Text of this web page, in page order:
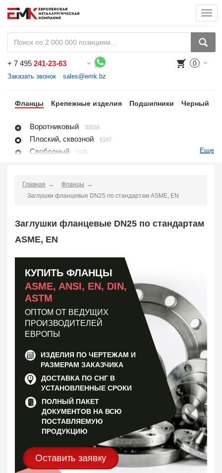
+ 7 495 241-23-63
Заказать звонок sales@emk.bz
0
Фланцы Крепежные изделия Подшипники Черный
Воротниковый 33558
Плоский, сквозной 5167
Свободный 1446
Резьбовой 1650
Воротниковый удлиненный
КОФ, ответный 4823
Отбортовка, втулка, кольцо
Еще
Главная
Фланцы
Заглушки фланцевые DN25 по стандартам ASME, EN
Заглушки фланцевые DN25 по стандартам
ASME, EN
КУПИТЬ ФЛАНЦЫ
ASME, ANSI, EN, DIN,
ASTM
ОПТОМ ОТ ВЕДУЩИХ
ПРОИЗВОДИТЕЛЕЙ
ЕВРОПЫ
ИЗДЕЛИЯ ПО ЧЕРТЕЖАМ И
РАЗМЕРАМ ЗАКАЗЧИКА
ДОСТАВКА ПО СНГ В
УСТАНОВЛЕННЫЕ СРОКИ
ПОЛНЫЙ ПАКЕТ
ДОКУМЕНТОВ НА ВСЮ
ПОСТАВЛЯЕМУЮ
ПРОДУКЦИЮ
Оставить заявку